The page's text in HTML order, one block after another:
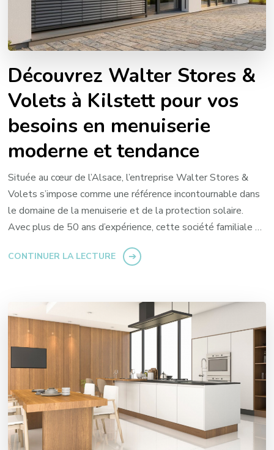
Découvrez Walter Stores &
Volets à Kilstett pour vos
besoins en menuiserie
moderne et tendance
Située au cœur de l’Alsace, l’entreprise Walter Stores &
Volets s’impose comme une référence incontournable dans
le domaine de la menuiserie et de la protection solaire.
Avec plus de 50 ans d’expérience, cette société familiale …
CONTINUER LA LECTURE